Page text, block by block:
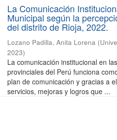
La Comunicación
Municipal según la
del distrito de Rioja, 2022.
Lozano Padilla, Anita Lorena (
2023)
La comunicación institucional en
provinciales del Perú funciona
plan de comunicación y gracias a
servicios, mejoras y logros que ...